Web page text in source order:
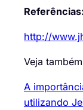
Referências:
http://
Veja
A
utilizando